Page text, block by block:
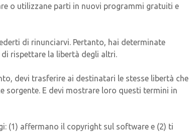
o utilizzane parti in nuovi programmi gratuiti e
di rinunciarvi. Pertanto, hai determinate
rispettare la libertà degli altri.
devi trasferire ai destinatari le stesse libertà che
sorgente. E devi mostrare loro questi termini in
(1) affermano il copyright sul software e (2) ti